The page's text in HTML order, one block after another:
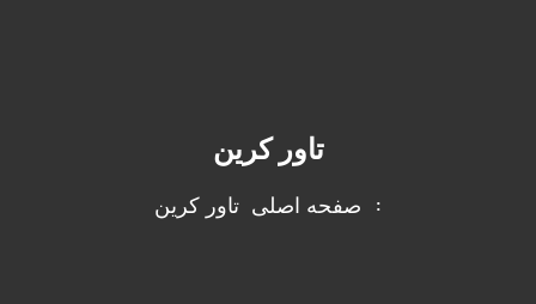
تاور کرین
صفحه اصلی تاور کرین